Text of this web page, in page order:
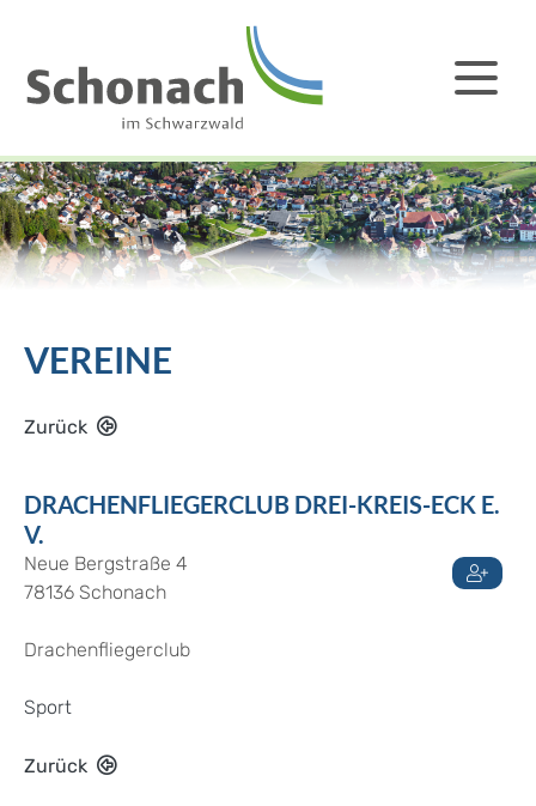
VEREINE
Zurück
DRACHENFLIEGERCLUB DREI-KREIS-ECK E.
V.
Neue Bergstraße 4
78136 Schonach
Drachenfliegerclub
Sport
Zurück